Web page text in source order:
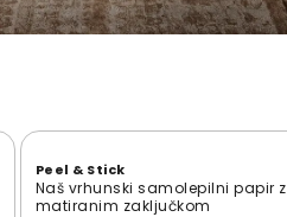
Peel & Stick
Naš vrhunski samolepilni papir z
matiranim zaključkom